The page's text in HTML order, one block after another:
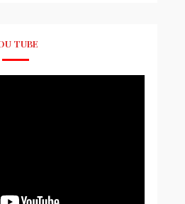
TUBE